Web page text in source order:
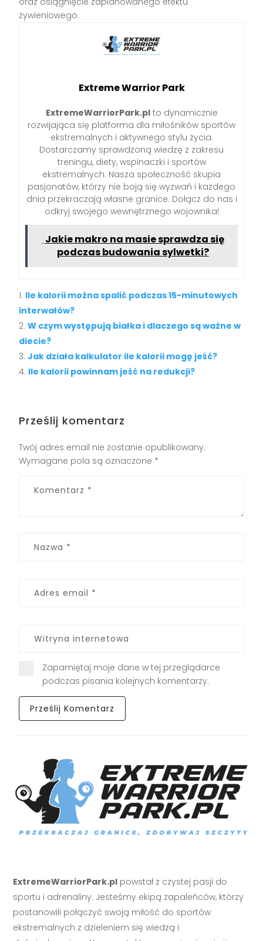
żywieniowego.
Extreme Warrior Park
ExtremeWarriorPark.plto dynamicznie
rozwijająca się platforma dla miłośników sportów
ekstremalnych i aktywnego stylu życia.
Dostarczamy sprawdzoną wiedzę z zakresu
treningu, diety, wspinaczki i sportów
ekstremalnych. Nasza społeczność skupia
pasjonatów, którzy nie boją się wyzwań i każdego
dnia przekraczają własne granice. Dołącz do nas i
odkryj swojego wewnętrznego wojownika!
Jakie makro na masie sprawdza się
podczas budowania sylwetki?
Ile kalorii można spalić podczas 15-minutowych
interwałów?
W czym występują białka i dlaczego są ważne w
diecie?
Jak działa kalkulator ile kalorii mogę jeść?
Ile kalorii powinnam jeść na redukcji?
Prześlij komentarz
Twój adres email nie zostanie opublikowany.
Wymagane pola są oznaczone *
Zapamiętaj moje dane w tej przeglądarce
podczas pisania kolejnych komentarzy.
ExtremeWarriorPark.pl powstał z czystej pasji do
sportu i adrenaliny. Jesteśmy ekipą zapaleńców, którzy
postanowili połączyć swoją miłość do sportów
ekstremalnych z dzieleniem się wiedzą i